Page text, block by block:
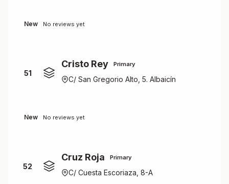
New No reviews yet
51
Cristo Rey Primary
C/ San Gregorio Alto, 5. Albaicín
New No reviews yet
52
Cruz Roja Primary
C/ Cuesta Escoriaza, 8-A